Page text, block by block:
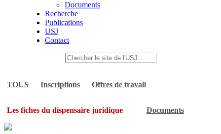
Documents
Recherche
Publications
USJ
Contact
TOUS Inscriptions Offres de travail
Les fiches du dispensaire juridique Documents